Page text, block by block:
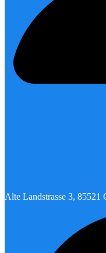
Alte Landstrasse 3, 85521